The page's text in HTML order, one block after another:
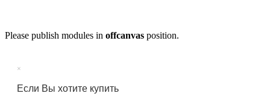
Please publish modules in offcanvas position.
×
Если Вы хотите купить